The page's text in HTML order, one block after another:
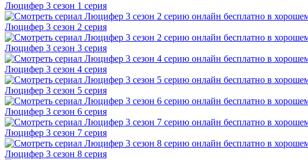
Люцифер 3 cезон 1 cерия
Люцифер 3 cезон 2 cерия
Люцифер 3 cезон 3 cерия
Люцифер 3 cезон 4 cерия
Люцифер 3 cезон 5 cерия
Люцифер 3 cезон 6 cерия
Люцифер 3 cезон 7 cерия
Люцифер 3 cезон 8 cерия